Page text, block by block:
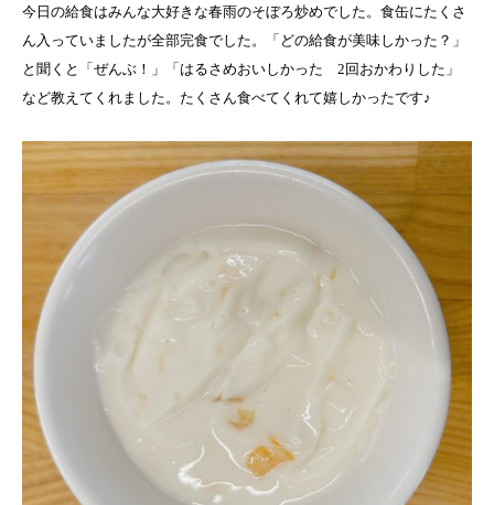
今日の給食はみんな大好きな春雨のそぼろ炒めでした。食缶にたくさ
ん入っていましたが全部完食でした。「どの給食が美味しかった？」
と聞くと「ぜんぶ！」「はるさめおいしかった 2回おかわりした」
など教えてくれました。たくさん食べてくれて嬉しかったです♪